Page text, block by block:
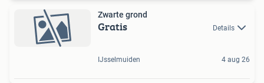
Zwarte grond
Gratis Details
IJsselmuiden 4 aug 26